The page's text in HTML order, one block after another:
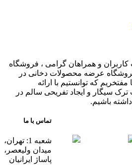
و همراهان گرامی ، فروشگاه
عرضه محصولات دخانی در
که توانستیم با ارائه
سیگار و ایجاد تفریحی سالم در
باشیم.
تماس با ما
شعبه 1: تهران،
میدان ولیعصر،
پاساژ ایرانیان